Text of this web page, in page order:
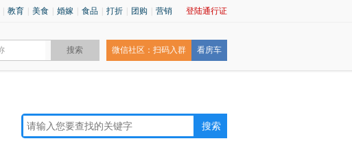
登陆通行证
教育 美食 婚嫁 食品 打折 团购 营销
微信社区：扫码入群 看房车